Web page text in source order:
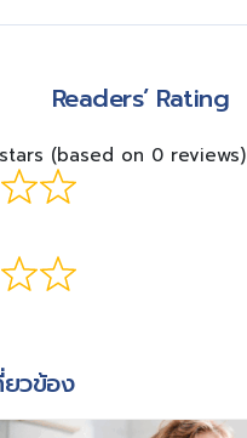
Readers’ Rating
(based on 0 reviews)
วข้อง